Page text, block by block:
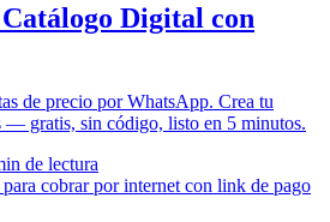
Digital con
de precio por WhatsApp. Crea tu
— gratis, sin código, listo en 5 minutos.
de lectura